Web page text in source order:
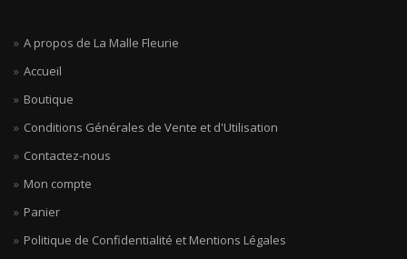
A propos de La Malle Fleurie
Accueil
Boutique
Conditions Générales de Vente et d'Utilisation
Contactez-nous
Mon compte
Panier
Politique de Confidentialité et Mentions Légales